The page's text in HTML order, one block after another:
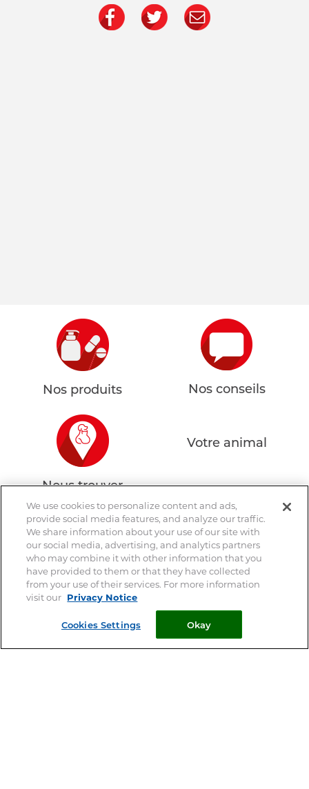
Nos produits Nos conseils
Nous trouver
Votre animal
Demandez conseil à votre
pharmacien
Votre vétérinaire est le spécialiste de votre animal – Ce site
ne remplace pas une consultation vétérinaire
We use cookies to personalize content and ads,
provide social media features, and analyze our traffic.
We share information about your use of our site with
our social media, advertising, and analytics partners
who may combine it with other information that you
have provided to them or that they have collected
from your use of their services. For more information
visit our Privacy Notice
Cookies Settings Okay